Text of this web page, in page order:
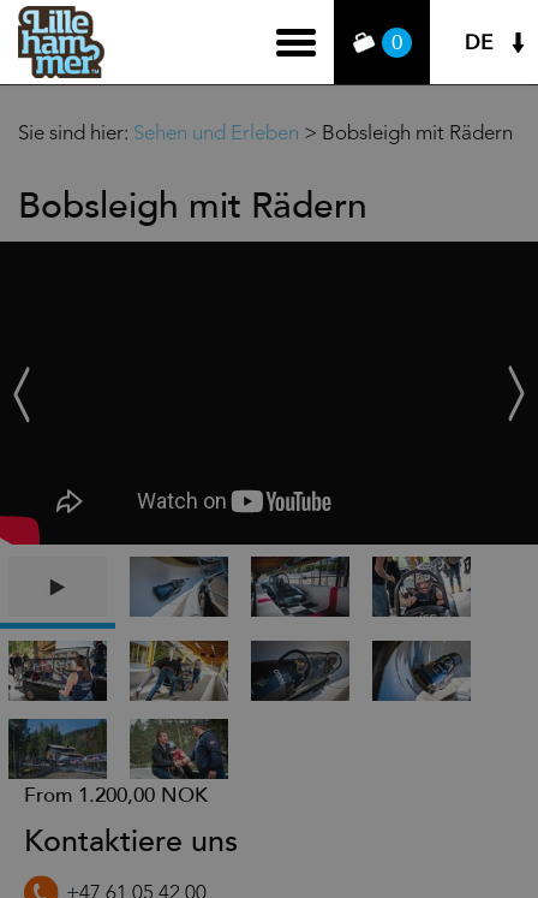
0 DE
Sie sind hier: Sehen und Erleben > Bobsleigh mit Rädern
Bobsleigh mit Rädern
Zurück
From 1.200,00 NOK
Kontaktiere uns
+47 61 05 42 00